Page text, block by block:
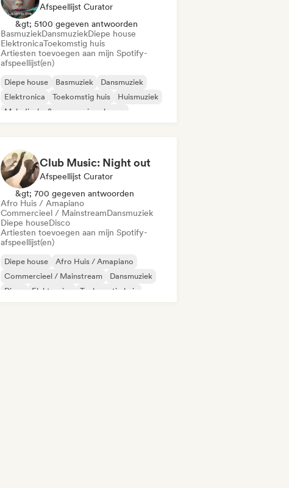
Afspeellijst Curator
&gt; 5100 gegeven antwoorden
BasmuziekDansmuziekDiepe house
ElektronicaToekomstig huis
Artiesten toevoegen aan mijn Spotify-
afspeellijst(en)
Diepe house Basmuziek
Dansmuziek
Elektronica
Toekomstig huis
Huismuziek
Melodische & progressieve house
Club Music: Night out
Afspeellijst Curator
&gt; 700 gegeven antwoorden
Afro Huis / Amapiano
Commercieel / MainstreamDansmuziek
Diepe houseDisco
Artiesten toevoegen aan mijn Spotify-
afspeellijst(en)
Diepe house
Afro Huis / Amapiano
Commercieel / Mainstream
Dansmuziek
Disco
Elektronica
Toekomstig huis